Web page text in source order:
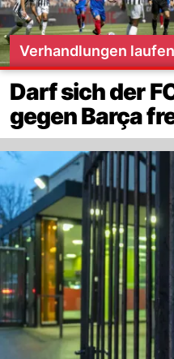
Verhandlungen laufen
Darf sich der
gegen Barça